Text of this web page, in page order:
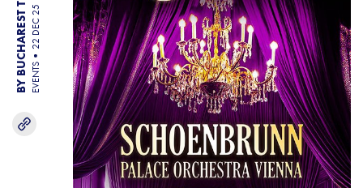
BY BUCHAREST TEAM EVENTS
22 DEC 25